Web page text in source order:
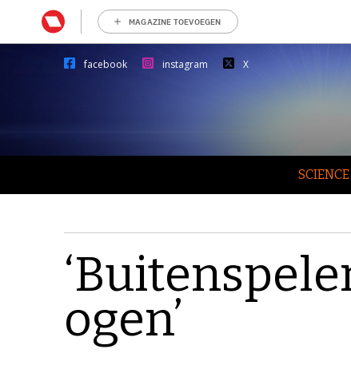
MAGAZINE TOEVOEGEN
facebook instagram X
SCIENCE
ogen’